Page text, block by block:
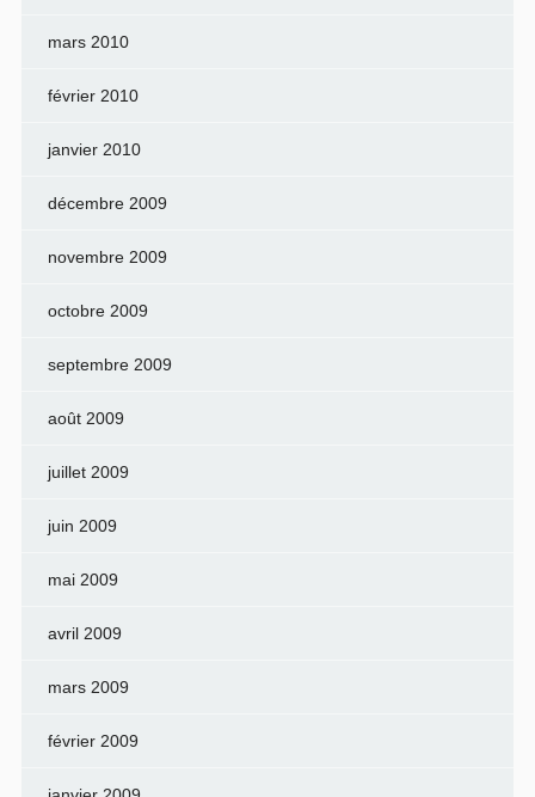
mars 2010
février 2010
janvier 2010
décembre 2009
novembre 2009
octobre 2009
septembre 2009
août 2009
juillet 2009
juin 2009
mai 2009
avril 2009
mars 2009
février 2009